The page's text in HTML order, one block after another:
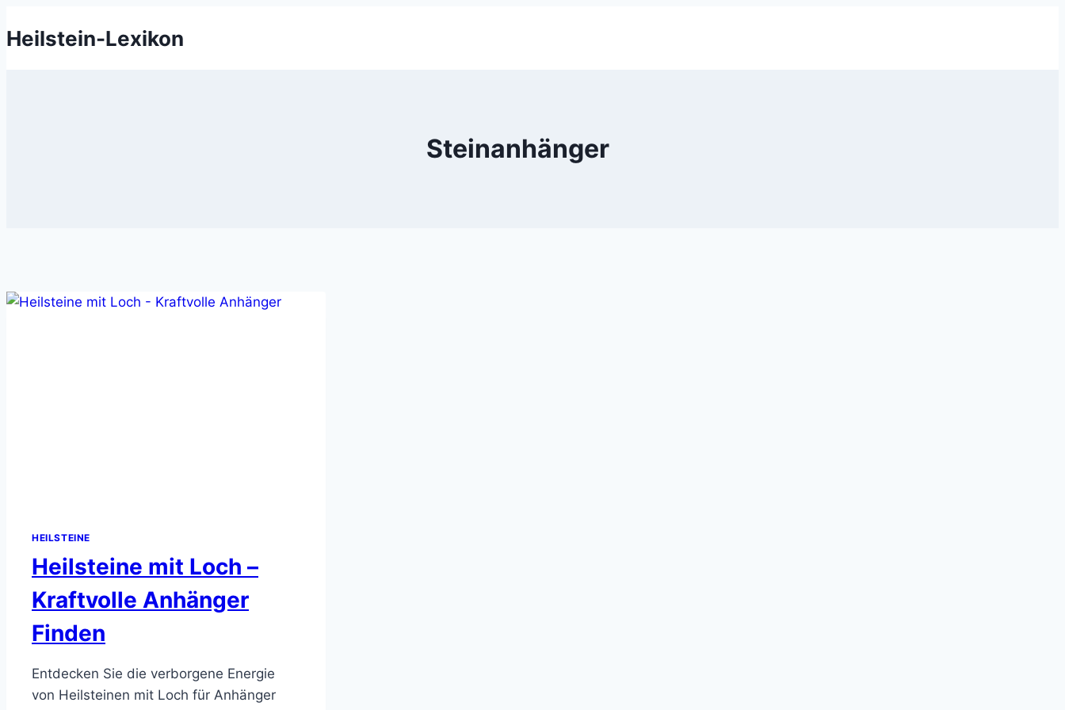
Inhalt
Heilstein-Lexikon
Steinanhänger
HEILSTEINE
Heilsteine mit Loch –
Kraftvolle Anhänger
Finden
Entdecken Sie die verborgene Energie
von Heilsteinen mit Loch für Anhänger